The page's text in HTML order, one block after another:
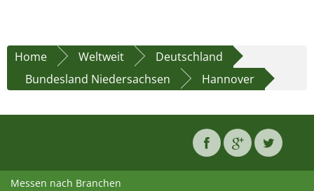
Home Weltweit
Deutschland
Bundesland Niedersachsen
Hannover
Messen nach Branchen